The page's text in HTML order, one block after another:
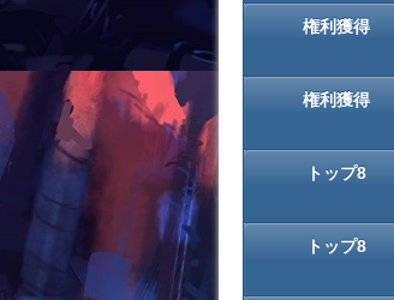
権利獲得
権利獲得
トップ8
トップ8